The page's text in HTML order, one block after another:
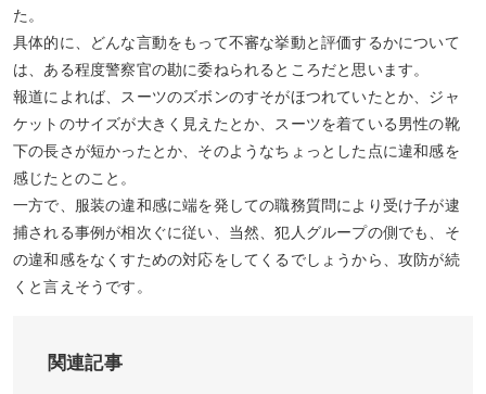
た。
具体的に、どんな言動をもって不審な挙動と評価するかについて
は、ある程度警察官の勘に委ねられるところだと思います。
報道によれば、スーツのズボンのすそがほつれていたとか、ジャ
ケットのサイズが大きく見えたとか、スーツを着ている男性の靴
下の長さが短かったとか、そのようなちょっとした点に違和感を
感じたとのこと。
一方で、服装の違和感に端を発しての職務質問により受け子が逮
捕される事例が相次ぐに従い、当然、犯人グループの側でも、そ
の違和感をなくすための対応をしてくるでしょうから、攻防が続
くと言えそうです。
関連記事